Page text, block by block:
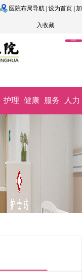
医院布局导航| 设为首页| 加
入收藏
OA系
护理
园地
健康
科普
服务
监督
人力
资源